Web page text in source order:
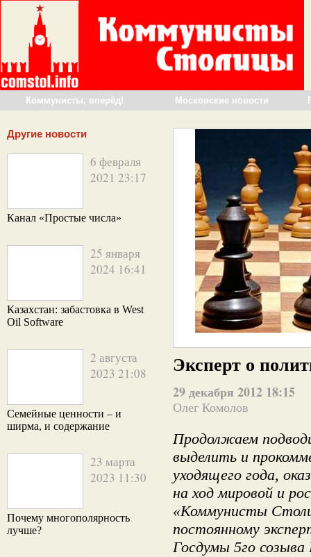
Коммунисты, вперёд! Московские новости
Другие новости
6 февраля
2021 23:17
Канал «Простые числа»
25 января
2024 16:41
Казахстан: забастовка в West
Oil Software
2 августа
2023 21:08
Семейные ценности – и
ширма, и содержание
23 марта
2023 11:30
Почему многополярность
лучше?
Эксперт о
29 декабря 2012 18:15
Олег Комолов
Продолжаем
выделить и
уходящего года,
на ход мировой и
«Коммунисты
постоянному
Госдумы 5го